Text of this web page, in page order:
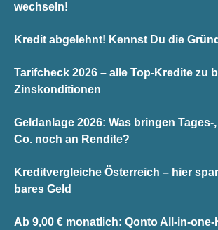
wechseln!
Kredit abgelehnt! Kennst Du die
Tarifcheck 2026 – alle Top-Kredite zu
Zinskonditionen
Geldanlage 2026: Was bringen Tages-
Co. noch an Rendite?
Kreditvergleiche Österreich – hier
bares Geld
Ab 9,00 € monatlich: Qonto All-in-